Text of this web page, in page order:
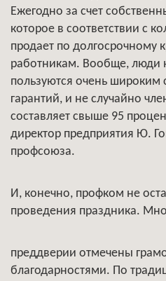
Ежегодно за счет
которое в соответствии с
продает по долгосрочному
работникам. Вообще, люди
пользуются очень широким
гарантий, и не случайно
составляет свыше 95
директор предприятия Ю.
профсоюза.
И, конечно, профком не
проведения праздника.
преддверии отмечены
благодарностями. По